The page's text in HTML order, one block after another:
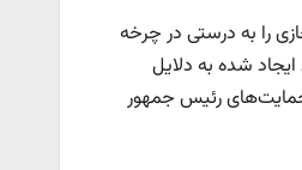
را به درستی در چرخه
شده به دلایل
حمایت‌های رئیس جمهور